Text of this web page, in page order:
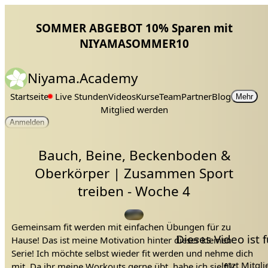
SOMMER ABGEBOT 10% Sparen mit
NIYAMASOMMER10
Niyama.Academy
Startseite Live StundenVideosKurseTeamPartnerBlog Mehr
Mitglied werden
Anmelden
Bauch, Beine, Beckenboden &
Oberkörper | Zusammen Sport
treiben - Woche 4
Dieses Video ist
Jetzt
Gemeinsam fit werden mit einfachen Übungen für zu
Hause! Das ist meine Motivation hinter dieser kleinen
Serie! Ich möchte selbst wieder fit werden und nehme dich